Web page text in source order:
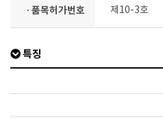
· 품목허가번호 제10-3호
특징